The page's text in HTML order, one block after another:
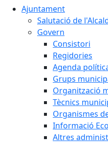
Ajuntament
Salutació de
Govern
Consistori
Regidories
Agenda
Grups
Organització
Tècnics
Organismes
Informació
Altres